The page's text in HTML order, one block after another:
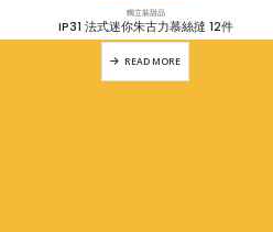
獨立裝甜品
IP31 法式迷你朱古力慕絲撻 12件
READ MORE